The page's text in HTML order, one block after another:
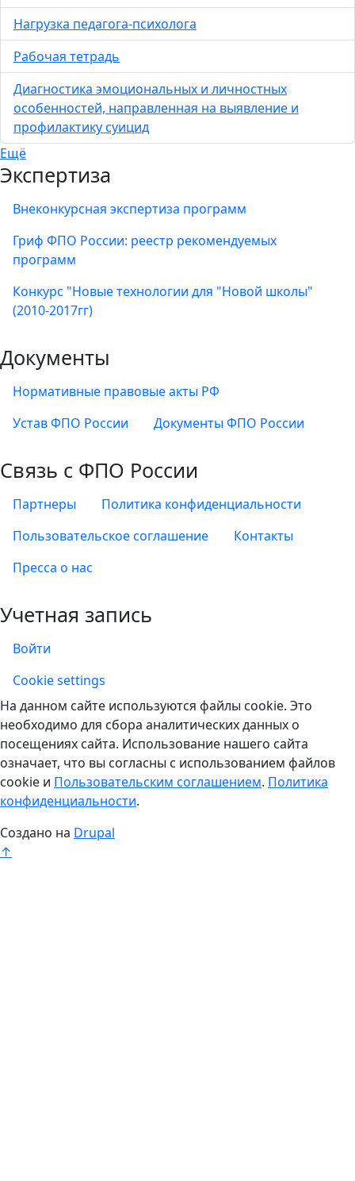
Нагрузка педагога-психолога
Рабочая тетрадь
Диагностика эмоциональных и личностных
особенностей, направленная на выявление и
профилактику суицид
Ещё
Экспертиза
Внеконкурсная экспертиза программ
Гриф ФПО России: реестр рекомендуемых
программ
Конкурс "Новые технологии для "Новой школы"
(2010-2017гг)
Документы
Нормативные правовые акты РФ
Устав ФПО России
Документы ФПО России
Связь с ФПО России
Партнеры
Политика конфиденциальности
Пользовательское соглашение
Контакты
Пресса о нас
Учетная запись
Войти
Учетная запись
Cookie settings
На данном сайте используются файлы cookie. Это
необходимо для сбора аналитических данных о
посещениях сайта. Использование нашего сайта
означает, что вы согласны с использованием файлов
cookie и Пользовательским соглашением. Политика
конфиденциальности.
Создано на Drupal
↑